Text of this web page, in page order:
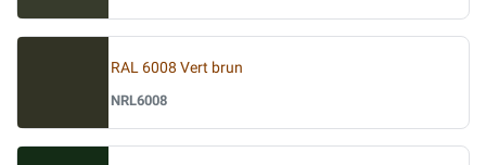
RAL 6008 Vert brun
NRL6008